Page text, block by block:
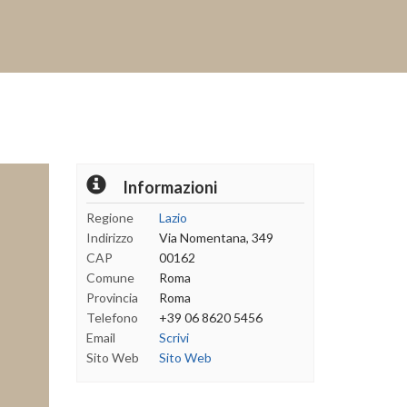
Informazioni
Regione
Lazio
Indirizzo
Via Nomentana, 349
CAP
00162
Comune
Roma
Provincia
Roma
Telefono
+39 06 8620 5456
Email
Scrivi
Sito Web
Sito Web